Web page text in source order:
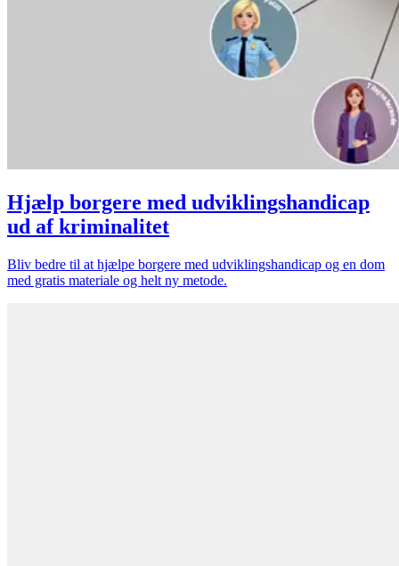
Hjælp borgere med udviklingshandicap
ud af kriminalitet
Bliv bedre til at hjælpe borgere med udviklingshandicap og en dom
med gratis materiale og helt ny metode.